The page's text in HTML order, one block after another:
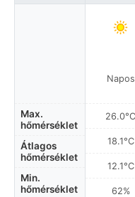
Max.
hőmérséklet
Átlagos
hőmérséklet
Min.
hőmérséklet
Napos
26.0°C
18.1°C
12.1°C
62%